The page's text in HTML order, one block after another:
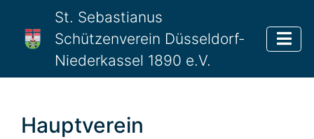
St. Sebastianus
Schützenverein Düsseldorf-
Niederkassel 1890 e.V.
Hauptverein